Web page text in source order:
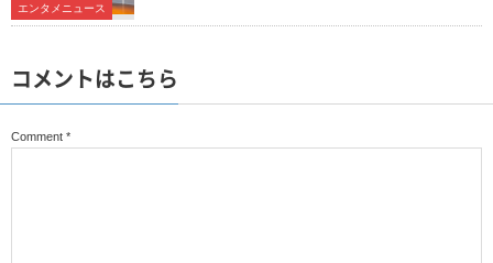
エンタメニュース
コメントはこちら
Comment *